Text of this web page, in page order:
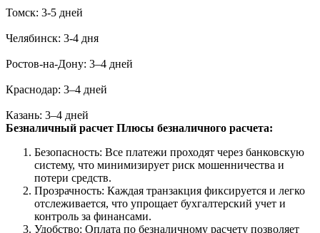
Томск: 3-5 дней
Челябинск: 3-4 дня
Ростов-на-Дону: 3–4 дней
Краснодар: 3–4 дней
Казань: 3–4 дней
Безналичный расчет Плюсы безналичного расчета:
Безопасность: Все платежи проходят через банковскую
систему, что минимизирует риск мошенничества и
потери средств.
Прозрачность: Каждая транзакция фиксируется и легко
отслеживается, что упрощает бухгалтерский учет и
контроль за финансами.
Удобство: Оплата по безналичному расчету позволяет